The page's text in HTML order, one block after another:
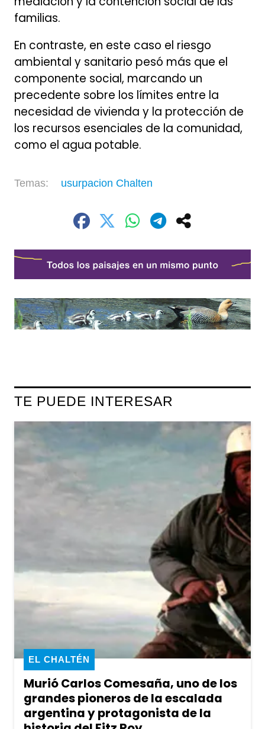
familias.
En contraste, en este caso el riesgo
ambiental y sanitario pesó más que el
componente social, marcando un
precedente sobre los límites entre la
necesidad de vivienda y la protección de
los recursos esenciales de la comunidad,
como el agua potable.
usurpacion Chalten
TE PUEDE INTERESAR
Murió Carlos Comesaña, uno de los
grandes pioneros de la escalada
argentina y protagonista de la
EL CHALTÉN